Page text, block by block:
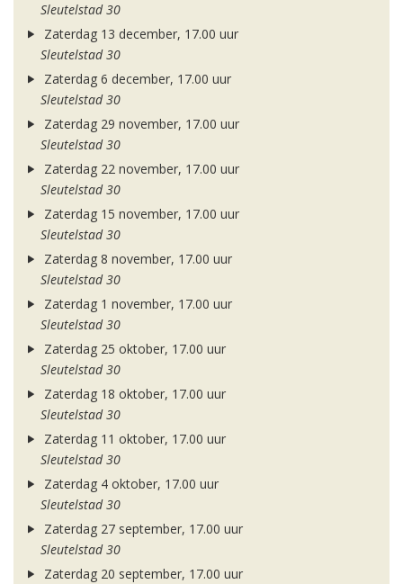
Sleutelstad 30
Zaterdag 13 december, 17.00 uur
Sleutelstad 30
Zaterdag 6 december, 17.00 uur
Sleutelstad 30
Zaterdag 29 november, 17.00 uur
Sleutelstad 30
Zaterdag 22 november, 17.00 uur
Sleutelstad 30
Zaterdag 15 november, 17.00 uur
Sleutelstad 30
Zaterdag 8 november, 17.00 uur
Sleutelstad 30
Zaterdag 1 november, 17.00 uur
Sleutelstad 30
Zaterdag 25 oktober, 17.00 uur
Sleutelstad 30
Zaterdag 18 oktober, 17.00 uur
Sleutelstad 30
Zaterdag 11 oktober, 17.00 uur
Sleutelstad 30
Zaterdag 4 oktober, 17.00 uur
Sleutelstad 30
Zaterdag 27 september, 17.00 uur
Sleutelstad 30
Zaterdag 20 september, 17.00 uur